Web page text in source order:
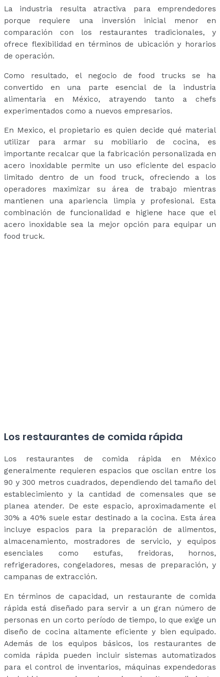
La industria resulta atractiva para emprendedores
porque requiere una inversión inicial menor en
comparación con los restaurantes tradicionales, y
ofrece flexibilidad en términos de ubicación y horarios
de operación.
Como resultado, el negocio de food trucks se ha
convertido en una parte esencial de la industria
alimentaria en México, atrayendo tanto a chefs
experimentados como a nuevos empresarios.
En Mexico, el propietario es quien decide qué material
utilizar para armar su mobiliario de cocina, es
importante recalcar que la fabricación personalizada en
acero inoxidable permite un uso eficiente del espacio
limitado dentro de un food truck, ofreciendo a los
operadores maximizar su área de trabajo mientras
mantienen una apariencia limpia y profesional. Esta
combinación de funcionalidad e higiene hace que el
acero inoxidable sea la mejor opción para equipar un
food truck.
Los restaurantes de comida rápida
Los restaurantes de comida rápida en México
generalmente requieren espacios que oscilan entre los
90 y 300 metros cuadrados, dependiendo del tamaño del
establecimiento y la cantidad de comensales que se
planea atender. De este espacio, aproximadamente el
30% a 40% suele estar destinado a la cocina. Esta área
incluye espacios para la preparación de alimentos,
almacenamiento, mostradores de servicio, y equipos
esenciales como estufas, freidoras, hornos,
refrigeradores, congeladores, mesas de preparación, y
campanas de extracción.
En términos de capacidad, un restaurante de comida
rápida está diseñado para servir a un gran número de
personas en un corto período de tiempo, lo que exige un
diseño de cocina altamente eficiente y bien equipado.
Además de los equipos básicos, los restaurantes de
comida rápida pueden incluir sistemas automatizados
para el control de inventarios, máquinas expendedoras